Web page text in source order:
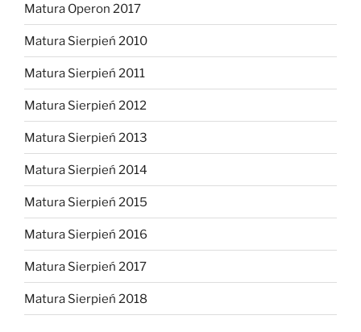
Matura Operon 2017
Matura Sierpień 2010
Matura Sierpień 2011
Matura Sierpień 2012
Matura Sierpień 2013
Matura Sierpień 2014
Matura Sierpień 2015
Matura Sierpień 2016
Matura Sierpień 2017
Matura Sierpień 2018